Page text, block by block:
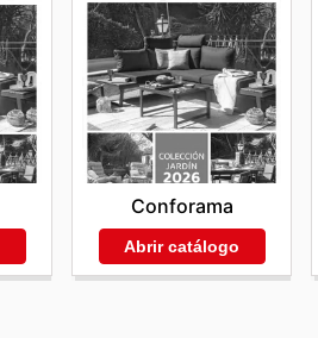
Conforama
Abrir catálogo